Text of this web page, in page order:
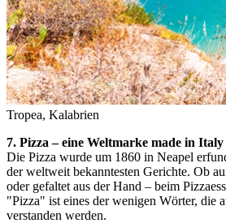
Tropea, Kalabrien
7. Pizza – eine Weltmarke made in Italy
Die Pizza wurde um 1860 in Neapel
der weltweit bekanntesten Gerichte. Ob
oder gefaltet aus der Hand – beim
"Pizza" ist eines der wenigen Wörter, die
verstanden werden.